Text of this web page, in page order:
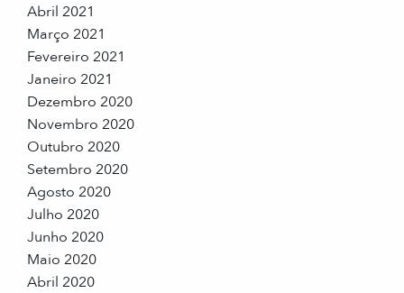
Abril 2021
Março 2021
Fevereiro 2021
Janeiro 2021
Dezembro 2020
Novembro 2020
Outubro 2020
Setembro 2020
Agosto 2020
Julho 2020
Junho 2020
Maio 2020
Abril 2020